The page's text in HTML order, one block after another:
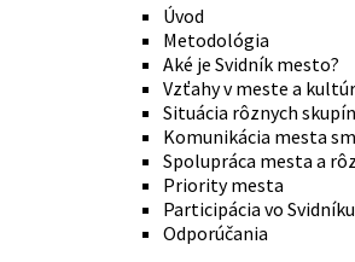
Úvod
Metodológia
Aké je Svidník mesto?
Vzťahy v meste a
Situácia rôznych
Komunikácia mesta
Spolupráca mesta a
Priority mesta
Participácia vo Svidníku
Odporúčania